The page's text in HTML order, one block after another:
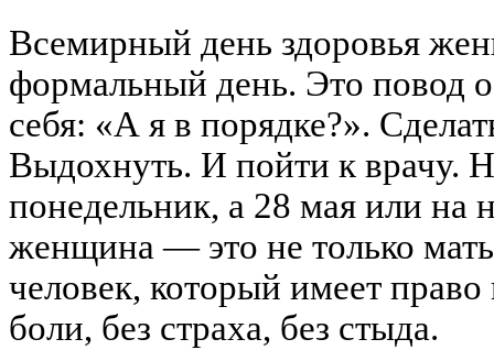
Всемирный день здоровья
формальный день. Это повод
себя: «А я в порядке?».
Выдохнуть. И пойти к врачу.
понедельник, а 28 мая или на
женщина — это не только
человек, который имеет
боли, без страха, без стыда.